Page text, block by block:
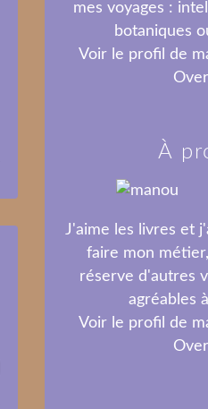
mes voyages :
botaniques
Voir le profil de
À
J'aime les livres et
faire mon
réserve d'autres
agréables
Voir le profil de